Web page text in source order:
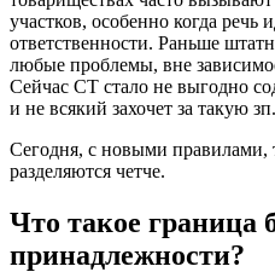
участков, особенно когда речь
ответственности. Раньше
любые проблемы, вне
Сейчас СТ стало не выгодно
и не всякий захочет за такую зп.
Сегодня, с новыми правилами,
разделяются четче.
Что такое граница
принадлежности?